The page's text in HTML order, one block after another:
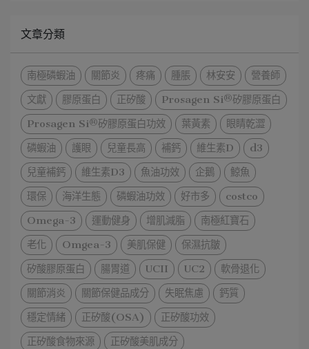
文章分類
南極磷蝦油 關節炎 疼痛 腫脹 林安安
營養師
文獻
膠原蛋白 正矽酸
Prosagen Si®矽膠原蛋白
Prosagen Si®矽膠原蛋白功效
葉黃素
眼睛乾澀
磷蝦油
護眼 兒童長高 補鈣 維生素D
d3
兒童補鈣
維生素D3 魚油功效 企鵝
鯨魚
環保
海洋生態 磷蝦油功效 好市多
costco
Omega-3
運動健身 增肌減脂
南極紅寶石
老化
Omgea-3 美肌保健
保濕抗皺
矽酸膠原蛋白
腸胃道 UCII UC2
軟骨退化
關節消炎
關節保健品成分 失眠焦慮
鈣質
穩定情緒
正矽酸(OSA)
正矽酸功效
正矽酸食物來源
正矽酸美肌成分